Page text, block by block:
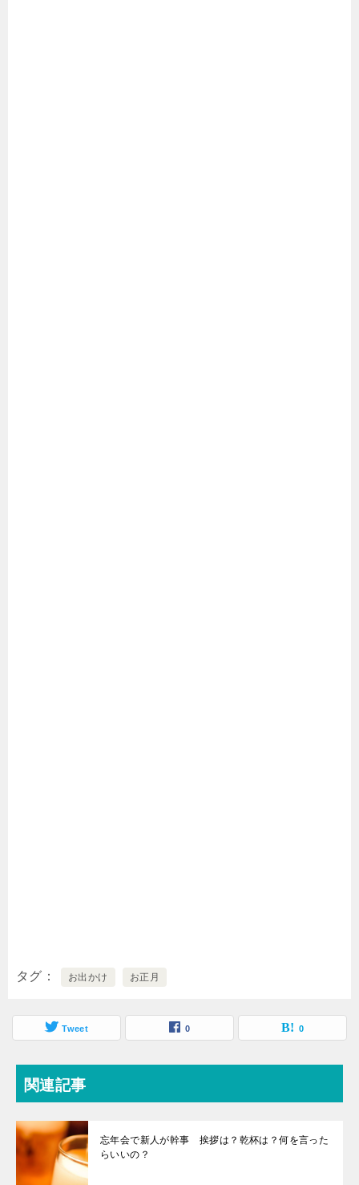
タグ お出かけ お正月
Tweet 0 0
関連記事
忘年会で新人が幹事 挨拶は？乾杯は？何を言った
らいいの？